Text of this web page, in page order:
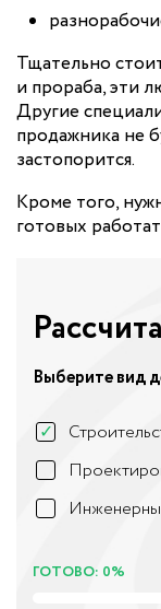
Тщательно
и прораба, эти
Другие
продажника не
застопорится.
Кроме того,
готовых
Выберите вид
ГОТОВО: 0%